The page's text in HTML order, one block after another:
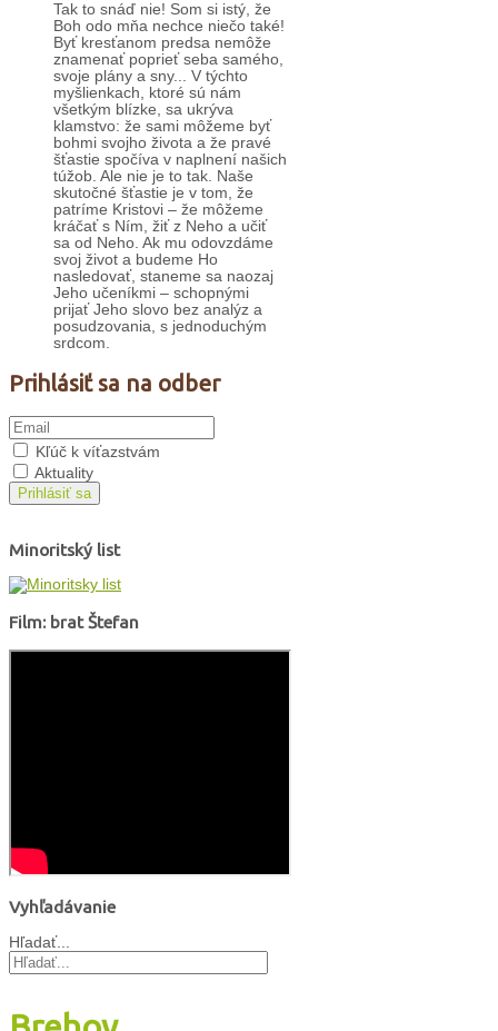
Tak to snáď nie! Som si istý, že
Boh odo mňa nechce niečo také!
Byť kresťanom predsa nemôže
znamenať poprieť seba samého,
svoje plány a sny... V týchto
myšlienkach, ktoré sú nám
všetkým blízke, sa ukrýva
klamstvo: že sami môžeme byť
bohmi svojho života a že pravé
šťastie spočíva v naplnení našich
túžob. Ale nie je to tak. Naše
skutočné šťastie je v tom, že
patríme Kristovi – že môžeme
kráčať s Ním, žiť z Neho a učiť
sa od Neho. Ak mu odovzdáme
svoj život a budeme Ho
nasledovať, staneme sa naozaj
Jeho učeníkmi – schopnými
prijať Jeho slovo bez analýz a
posudzovania, s jednoduchým
srdcom.
Prihlásiť sa na odber
Kľúč k víťazstvám
Aktuality
Prihlásiť sa
Minoritský list
Film: brat Štefan
Vyhľadávanie
Hľadať...